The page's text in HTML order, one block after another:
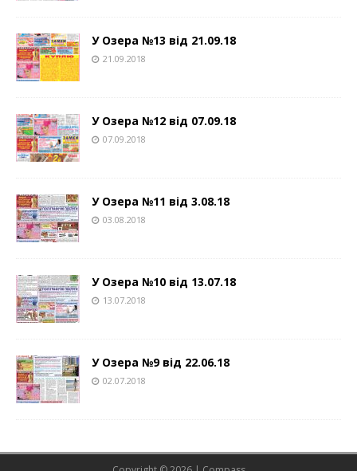
У Озера №13 від 21.09.18
21.09.2018
У Озера №12 від 07.09.18
07.09.2018
У Озера №11 від 3.08.18
03.08.2018
У Озера №10 від 13.07.18
13.07.2018
У Озера №9 від 22.06.18
02.07.2018